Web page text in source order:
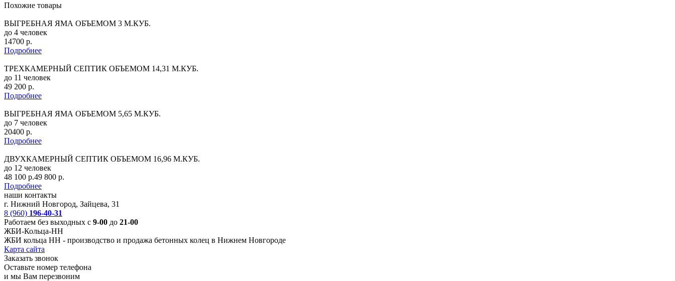
Похожие товары
ВЫГРЕБНАЯ ЯМА ОБЪЕМОМ 3 М.КУБ.
до 4 человек
14700 р.
Подробнее
ТРЕХКАМЕРНЫЙ СЕПТИК ОБЪЕМОМ 14,31 М.КУБ.
до 11 человек
49 200 р.
Подробнее
ВЫГРЕБНАЯ ЯМА ОБЪЕМОМ 5,65 М.КУБ.
до 7 человек
20400 р.
Подробнее
ДВУХКАМЕРНЫЙ СЕПТИК ОБЪЕМОМ 16,96 М.КУБ.
до 12 человек
48 100 р.49 800 р.
Подробнее
наши контакты
г. Нижний Новгород, Зайцева, 31
8 (960) 196-40-31
Работаем без выходных с 9-00 до 21-00
ЖБИ-Кольца-НН
ЖБИ кольца НН - производство и продажа бетонных колец в Нижнем Новгороде
Карта сайта
Заказать звонок
Оставьте номер телефона
и мы Вам перезвоним